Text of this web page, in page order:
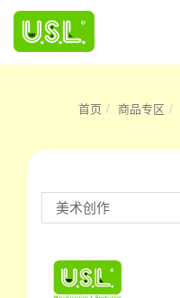
首页 商品专区